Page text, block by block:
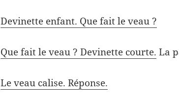
Devinette enfant. Que fait le veau ?
Que fait le veau ? Devinette courte. La
Le veau calise. Réponse.